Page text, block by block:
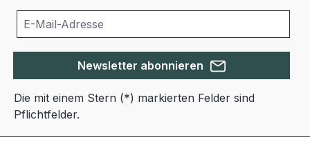
Newsletter abonnieren
Die mit einem Stern (*) markierten Felder sind
Pflichtfelder.